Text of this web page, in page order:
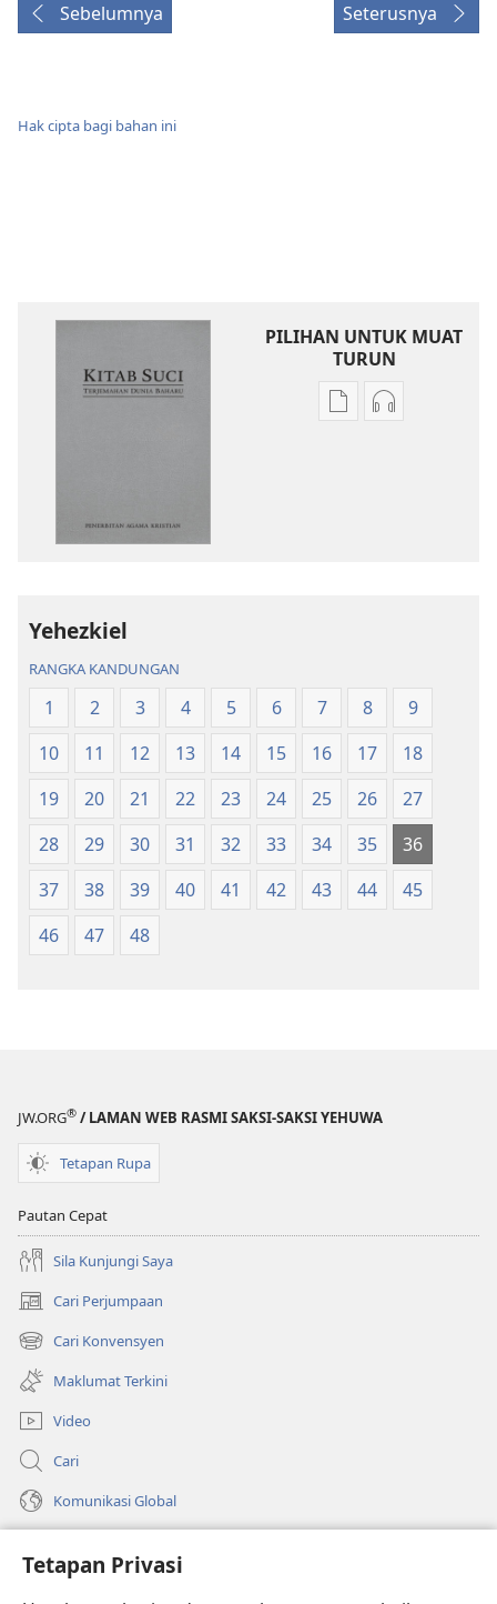
Tetapan Privasi
Sebelumnya Seterusnya
Hak cipta bagi bahan ini
PILIHAN UNTUK MUAT
TURUN
PilihanPilihan
Yehezkiel
RANGKA KANDUNGAN
1 2 3 4 5 6 7 8
9
10
11 12 13 14 15 16 17
18
19
20 21 22 23 24 25 26
27
28
29 30 31 32 33 34 35
36
37
38 39 40 41 42 43 44
45
46
47 48
JW.ORG® / LAMAN WEB RASMI SAKSI-SAKSI YEHUWA
Tetapan Rupa
Pautan Cepat
Sila Kunjungi Saya
Cari Perjumpaan
(membuka
tetingkap
baharu)
Cari Konvensyen
(membuka
tetingkap
baharu)
Maklumat Terkini
Video
Cari
Komunikasi Global